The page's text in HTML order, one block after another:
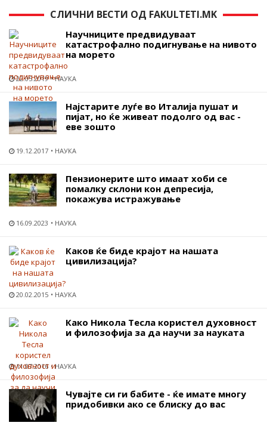
СЛИЧНИ ВЕСТИ ОД FAKULTETI.MK
Научниците предвидуваат
катастрофално подигнување на нивото
на морето
22.05.2019 НАУКА
Најстарите луѓе во Италија пушат и
пијат, но ќе живеат подолго од вас -
еве зошто
19.12.2017 НАУКА
Пензионерите што имаат хоби се
помалку склони кон депресија,
покажува истражување
16.09.2023 НАУКА
Каков ќе биде крајот на нашата
цивилизација?
20.02.2015 НАУКА
Како Никола Тесла користел духовност
и филозофија за да научи за науката
11.07.2016 НАУКА
Чувајте си ги бабите - ќе имате многу
придобивки ако се блиску до вас